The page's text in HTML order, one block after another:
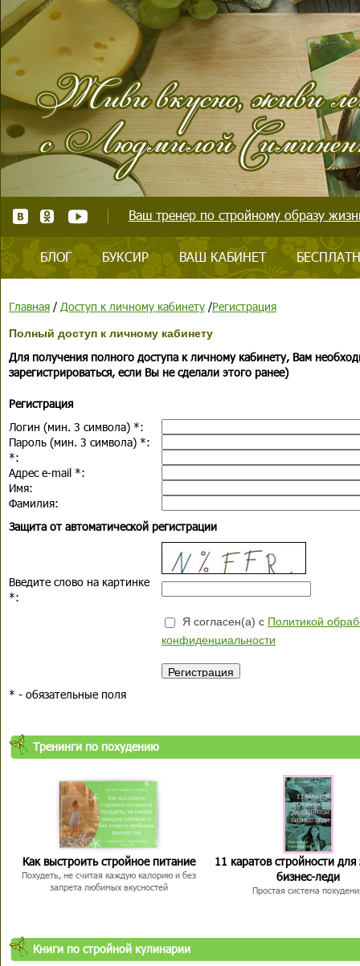
Ваш тренер по стройному образу
БЛОГ БУКСИР ВАШ КАБИНЕТ
Главная / Доступ к личному кабинету /Регистрация
Полный доступ к личному кабинету
Для получения полного доступа к личному кабинету, Вам
зарегистрироваться, если Вы не сделали этого ранее)
Регистрация
Логин (мин. 3 символа) *:
Пароль (мин. 3 символа) *:
*:
Адрес e-mail *:
Имя:
Фамилия:
Защита от автоматической регистрации
Введите слово на картинке
*:
Я согласен(а) с Политикой
конфиденциальности
* - обязательные поля
Тренинги по похудению
Как выстроить стройное питание
Похудеть, не считая каждую калорию и без
запрета любимых вкусностей
11 каратов стройности для
бизнес-леди
Простая система
Книги по стройной кулинарии